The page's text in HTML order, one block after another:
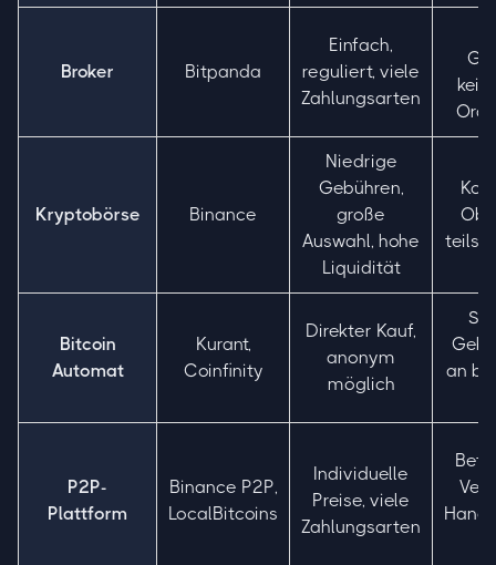
Broker Bitpanda
Einfach,
reguliert, viele
Zahlungsarten
Kryptobörse Binance
Niedrige
Gebühren,
große
Auswahl, hohe
Liquidität
teils
Bitcoin
Automat
Kurant,
Coinfinity
Direkter Kauf,
anonym
möglich
an
P2P-
Plattform
Binance P2P,
LocalBitcoins
Individuelle
Preise, viele
Zahlungsarten